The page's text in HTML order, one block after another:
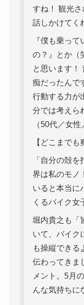
すね！ 観光さ
話しかけてく
『僕も乗っ
の？』とか（
と思います！
痴だったんで
行動する力が
分では考えら
（50代／女性
【どこまでも
「自分の殻
界は私のモ
いると本当に
くるバイク女
堀内貴之も「
いて、バイク
も操縦できる
伝わってきま
メント。5月
んな気持ちに